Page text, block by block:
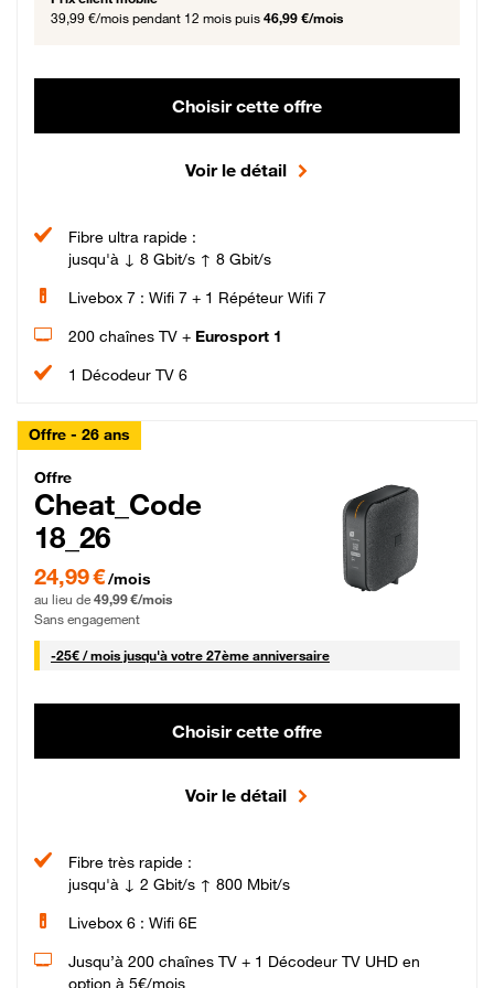
39,99 €/mois pendant 12 mois puis 46,99 €/mois
Choisir cette offre
Voir le détail
Fibre ultra rapide :
jusqu'à ↓ 8 Gbit/s ↑ 8 Gbit/s
Livebox 7 : Wifi 7 + 1 Répéteur Wifi 7
200 chaînes TV + Eurosport 1
1 Décodeur TV 6
Offre - 26 ans
Cheat_Code Fibre_18_26
Offre
Cheat_Code
18_26
24,99 € par mois pendant 0 mois puis 49,99 € par mois, Sans engagement
24,99 €/mois
au lieu de 49,99 €/mois
Sans engagement
-25€ / mois25 € par mois
jusqu'à votre 27ème anniversaire
Choisir cette offre
Voir le détail
Fibre très rapide :
jusqu'à ↓ 2 Gbit/s ↑ 800 Mbit/s
Livebox 6 : Wifi 6E
Jusqu’à 200 chaînes TV + 1 Décodeur TV UHD en
option à 5€/mois